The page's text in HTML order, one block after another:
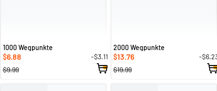
1000 Wegpunkte
$6.88
-$3.11
$9.99
2000 Wegpunkte
$13.76
-
$19.99